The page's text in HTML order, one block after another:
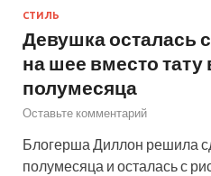
СТИЛЬ
Девушка осталась
на шее вместо тату
полумесяца
Оставьте комментарий
Блогерша Диллон решила
полумесяца и осталась с